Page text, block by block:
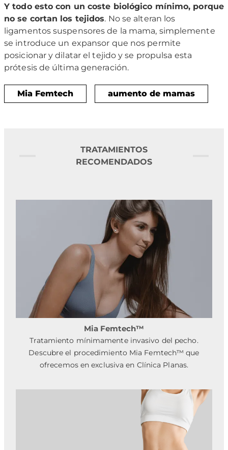
Y todo esto con un coste biológico mínimo, porque
no se cortan los tejidos. No se alteran los
ligamentos suspensores de la mama, simplemente
se introduce un expansor que nos permite
posicionar y dilatar el tejido y se propulsa esta
prótesis de última generación.
Mia Femtech aumento de mamas
TRATAMIENTOS
RECOMENDADOS
Mia Femtech™
Tratamiento mínimamente invasivo del pecho.
Descubre el procedimiento Mia Femtech™ que
ofrecemos en exclusiva en Clínica Planas.